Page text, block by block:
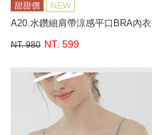
甜甜價 NEW
A20.水鑽細肩帶涼感平口BRA內衣
NT. 980 NT. 599